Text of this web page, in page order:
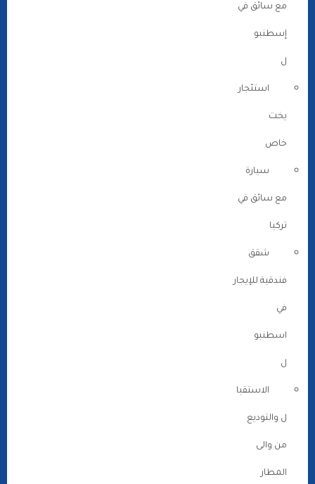
مع سائق في
إسطنبو
ل
استئجار
يخت
خاص
سيارة
مع سائق في
تركيا
شقق
فندقية للإيجار
في
اسطنبو
ل
الاستقبا
ل والتوديع
من والى
المطار